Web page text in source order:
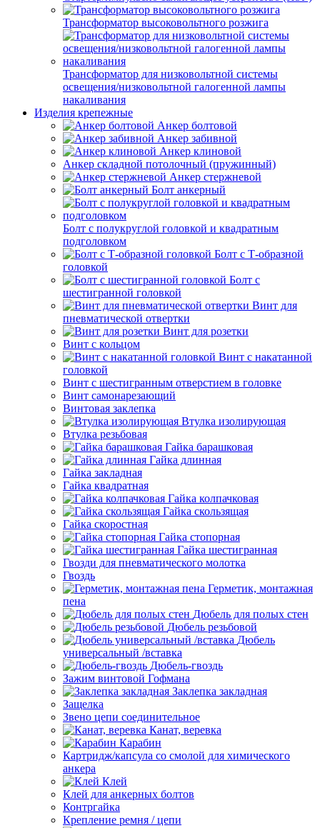
Трансформатор высоковольтного розжига
Трансформатор для низковольтной системы
освещения/низковольтной галогенной лампы
накаливания
Изделия крепежные
Анкер болтовой
Анкер забивной
Анкер клиновой
Анкер складной потолочный (пружинный)
Анкер стержневой
Болт анкерный
Болт с полукруглой головкой и квадратным
подголовком
Болт с Т-образной
головкой
Болт с
шестигранной головкой
Винт для
пневматической отвертки
Винт для розетки
Винт с кольцом
Винт с накатанной
головкой
Винт с шестигранным отверстием в головке
Винт самонарезающий
Винтовая заклепка
Втулка изолирующая
Втулка резьбовая
Гайка барашковая
Гайка длинная
Гайка закладная
Гайка квадратная
Гайка колпачковая
Гайка скользящая
Гайка скоростная
Гайка стопорная
Гайка шестигранная
Гвозди для пневматического молотка
Гвоздь
Герметик, монтажная
пена
Дюбель для полых стен
Дюбель резьбовой
Дюбель
универсальный /вставка
Дюбель-гвоздь
Зажим винтовой Гофмана
Заклепка закладная
Защелка
Звено цепи соединительное
Канат, веревка
Карабин
Картридж/капсула со смолой для химического
анкера
Клей
Клей для анкерных болтов
Контргайка
Крепление ремня / цепи